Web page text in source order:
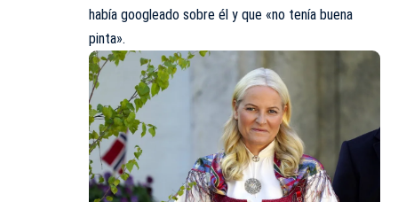
había googleado sobre él y que «no tenía buena
pinta».